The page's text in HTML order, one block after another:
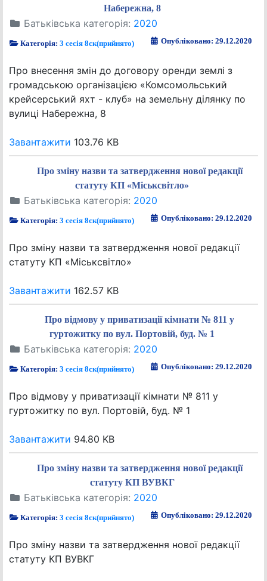
Набережна, 8
Батьківська категорія: 2020
Категорія:3 сесія 8ск(прийнято) Опубліковано: 29.12.2020
Про внесення змін до договору оренди землі з
громадською організацією «Комсомольський
крейсерський яхт - клуб» на земельну ділянку по
вулиці Набережна, 8
Завантажити 103.76 KB
Про зміну назви та затвердження нової редакції
статуту КП «Міськсвітло»
Батьківська категорія: 2020
Категорія:3 сесія 8ск(прийнято) Опубліковано: 29.12.2020
Про зміну назви та затвердження нової редакції
статуту КП «Міськсвітло»
Завантажити 162.57 KB
Про відмову у приватизації кімнати № 811 у
гуртожитку по вул. Портовій, буд. № 1
Батьківська категорія: 2020
Категорія:3 сесія 8ск(прийнято) Опубліковано: 29.12.2020
Про відмову у приватизації кімнати № 811 у
гуртожитку по вул. Портовій, буд. № 1
Завантажити 94.80 KB
Про зміну назви та затвердження нової редакції
статуту КП ВУВКГ
Батьківська категорія: 2020
Категорія:3 сесія 8ск(прийнято) Опубліковано: 29.12.2020
Про зміну назви та затвердження нової редакції
статуту КП ВУВКГ